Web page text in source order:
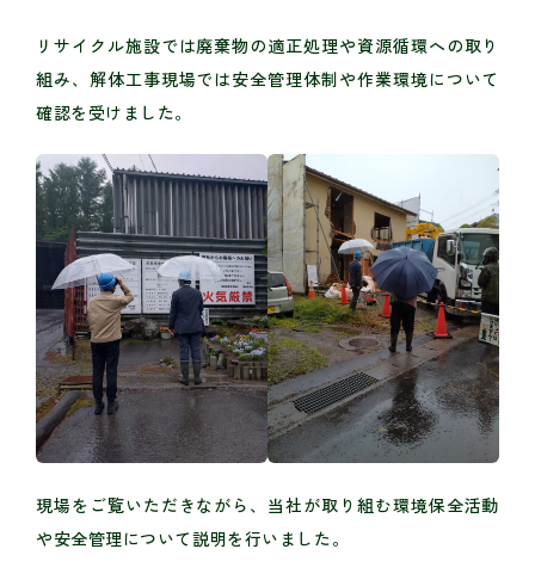
リサイクル施設では廃棄物の適正処理や資源循環への取り
組み、解体工事現場では安全管理体制や作業環境について
確認を受けました。
現場をご覧いただきながら、当社が取り組む環境保全活動
や安全管理について説明を行いました。